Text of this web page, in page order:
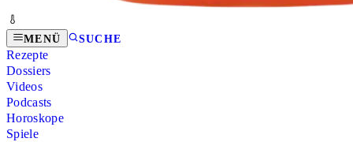
MENÜ SUCHE
Rezepte
Dossiers
Videos
Podcasts
Horoskope
Spiele